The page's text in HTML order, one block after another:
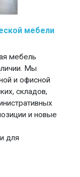
мебели
мебель
Мы
и офисной
складов,
и новые
для